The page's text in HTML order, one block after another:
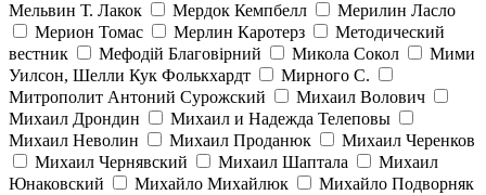
Мельвин Т. Лакок
Мердок Кемпбелл
Мерилин Ласло
Мерион Томас
Мерлин Каротерз
Методический
вестник
Мефодій Благовірний Микола Сокол
Мими
Уилсон, Шелли Кук Фолькхардт
Мирного С.
Митрополит Антоний Сурожский
Михаил Волович
Михаил Дрондин
Михаил и Надежда Телеповы
Михаил Неволин
Михаил Проданюк
Михаил Черенков
Михаил Чернявский
Михаил Шаптала
Михаил
Юнаковский
Михайло Михайлюк
Михайло Подворняк